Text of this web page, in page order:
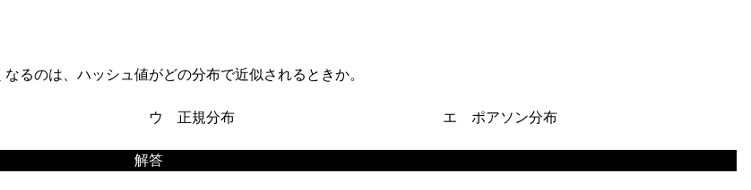
るのは、ハッシュ値がどの分布で近似されるときか。
ウ 正規分布 エ ポアソン分布
解答